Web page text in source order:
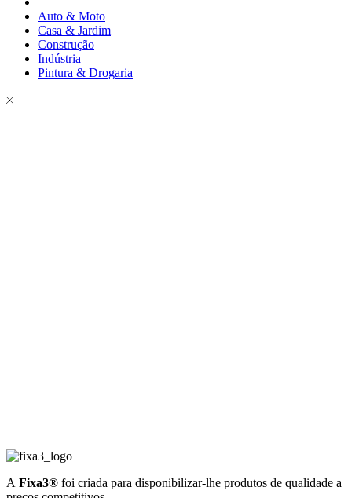
Auto & Moto
Casa & Jardim
Construção
Indústria
Pintura & Drogaria
A Fixa3® foi criada para disponibilizar-lhe produtos de qualidade a